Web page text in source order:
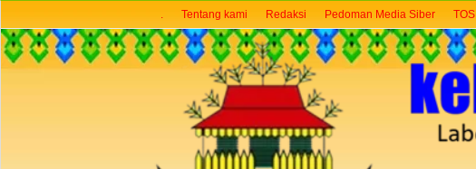
. Tentang kami Redaksi Pedoman Media Siber TOS